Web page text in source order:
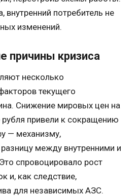
потребитель не
изменений.
причины кризиса
несколько
текущего
Снижение мировых цен на
рубля привели к сокращению
— механизму,
между внутренними и
спровоцировало рост
и, как следствие,
для независимых АЗС.